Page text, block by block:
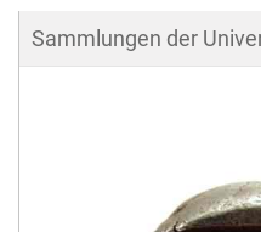
Sammlungen der